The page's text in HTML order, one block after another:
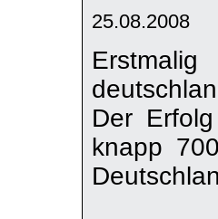
25.08.2008
Der
knapp